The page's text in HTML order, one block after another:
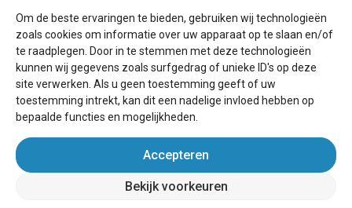
Om de beste ervaringen te bieden, gebruiken wij technologieën
zoals cookies om informatie over uw apparaat op te slaan en/of
te raadplegen. Door in te stemmen met deze technologieën
kunnen wij gegevens zoals surfgedrag of unieke ID's op deze
site verwerken. Als u geen toestemming geeft of uw
toestemming intrekt, kan dit een nadelige invloed hebben op
bepaalde functies en mogelijkheden.
Accepteren
Bekijk voorkeuren
Blog
Voor eigenaren
Een advertentie plaatsen
Succesvol verhuren vakantiewoning
wereldvakantiehuis.nl(vakantiehuizen wereldwijd)